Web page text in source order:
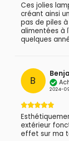
Ces jolies
créant ainsi
pas de piles
alimentées à
quelques
B
2024-
extérieur
effet sur ma